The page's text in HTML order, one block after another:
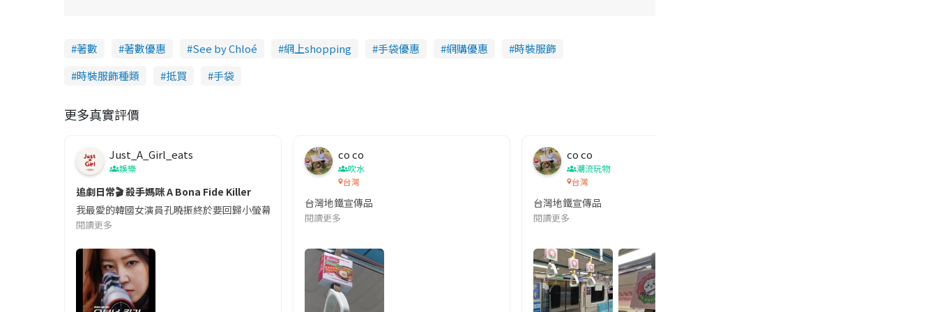
著數 著數優惠 See by Chloé 網上shopping 手袋優惠 網購優惠
時裝服飾
時裝服飾種類
抵買 手袋
更多真實評價
Just_A_Girl_eats
娛樂
追劇日常🎬 殺手媽咪 A Bona Fide Killer
我最愛的韓國女演員孔曉振終於要回歸小螢幕啦!這次的劇本改編自同名網絡漫畫,故事主軸圍繞女主角柳寶娜 —— 表面上是一間公司的職員,但其實暗地裡是負責處決逃過法網罪犯的阻擊手｡ 劇情從
閱讀更多
co co
吹水
台灣
台灣地鐵宣傳品
閱讀更多
co co
潮流玩物
台灣
台灣地鐵宣傳品
閱讀更多